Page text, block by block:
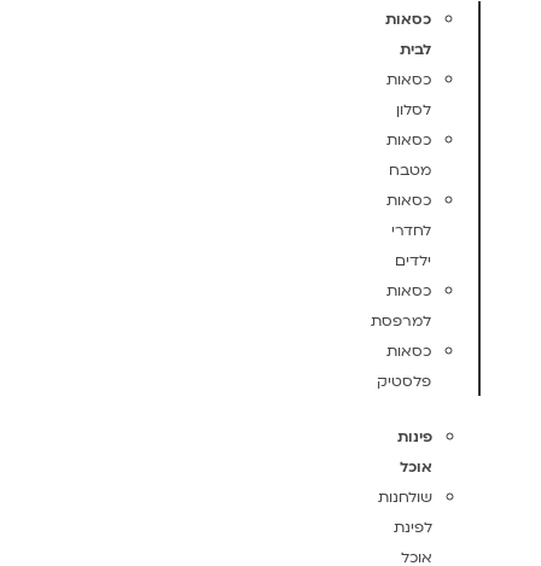
כסאות
לבית
כסאות
לסלון
כסאות
מטבח
כסאות
לחדרי
ילדים
כסאות
למרפסת
כסאות
פלסטיק
פינות
אוכל
שולחנות
לפינת
אוכל